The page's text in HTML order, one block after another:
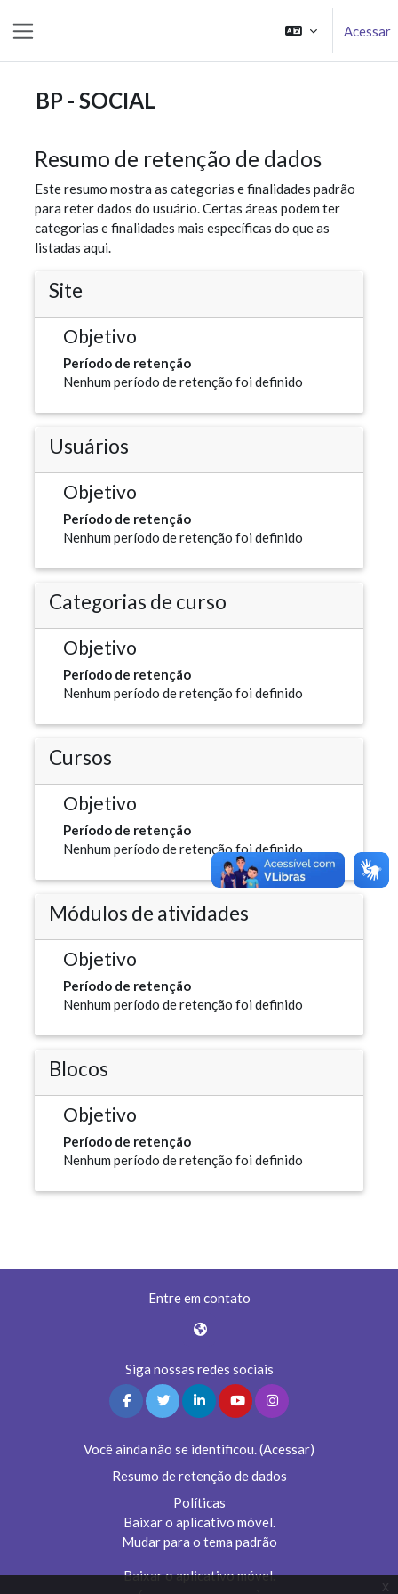
x
Acessar
BP - SOCIAL
Resumo de retenção de dados
Este resumo mostra as categorias e finalidades padrão
para reter dados do usuário. Certas áreas podem ter
categorias e finalidades mais específicas do que as
listadas aqui.
Site
Objetivo
Período de retenção
Nenhum período de retenção foi definido
Usuários
Objetivo
Período de retenção
Nenhum período de retenção foi definido
Categorias de curso
Objetivo
Período de retenção
Nenhum período de retenção foi definido
Cursos
Objetivo
Período de retenção
Nenhum período de retenção foi definido
Módulos de atividades
Objetivo
Período de retenção
Nenhum período de retenção foi definido
Blocos
Objetivo
Período de retenção
Nenhum período de retenção foi definido
Entre em contato
Siga nossas redes sociais
Você ainda não se identificou. (Acessar)
Resumo de retenção de dados
Políticas
Baixar o aplicativo móvel.
Mudar para o tema padrão
Baixar o aplicativo móvel.